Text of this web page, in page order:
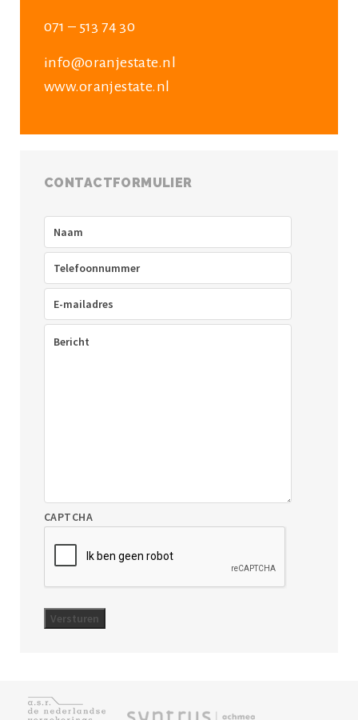
071 – 513 74 30
info@oranjestate.nl
www.oranjestate.nl
CONTACTFORMULIER
Telefoon
mailadres(Vereist)
CAPTCHA